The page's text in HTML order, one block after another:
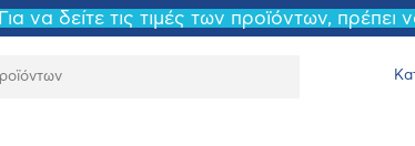
Για να δείτε τις τιμές των προϊόντων,